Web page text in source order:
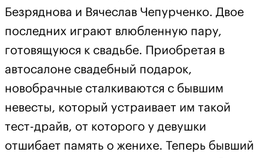
Безряднова и Вячеслав Чепурченко. Двое
последних играют влюбленную пару,
готовящуюся к свадьбе. Приобретая в
автосалоне свадебный подарок,
новобрачные сталкиваются с бывшим
невесты, который устраивает им такой
тест-драйв, от которого у девушки
отшибает память о женихе. Теперь бывший